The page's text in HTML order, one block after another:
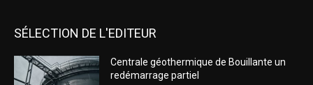
SÉLECTION DE L'EDITEUR
Centrale géothermique de Bouillante un
redémarrage partiel